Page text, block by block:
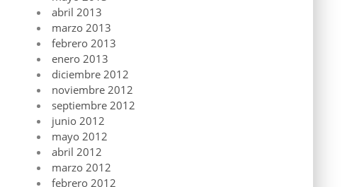
abril 2013
marzo 2013
febrero 2013
enero 2013
diciembre 2012
noviembre 2012
septiembre 2012
junio 2012
mayo 2012
abril 2012
marzo 2012
febrero 2012